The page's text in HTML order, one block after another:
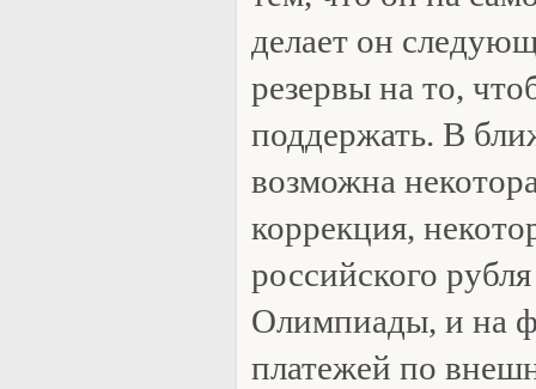
делает он
резервы на то,
поддержать. В
возможна
коррекция,
российского
Олимпиады, и на
платежей по